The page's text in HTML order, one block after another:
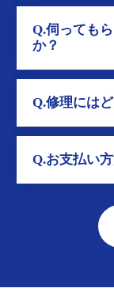
Q.伺っても
か？
Q.修理には
Q.お支払い